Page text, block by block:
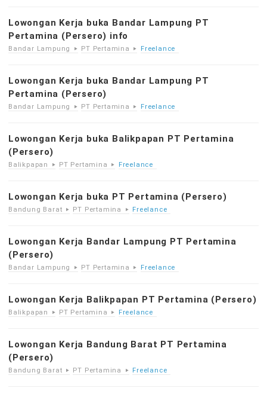
Lowongan Kerja buka Bandar Lampung PT
Pertamina (Persero) info
Bandar Lampung PT Pertamina Freelance
Lowongan Kerja buka Bandar Lampung PT
Pertamina (Persero)
Bandar Lampung PT Pertamina Freelance
Lowongan Kerja buka Balikpapan PT Pertamina
(Persero)
Balikpapan PT Pertamina Freelance
Lowongan Kerja buka PT Pertamina (Persero)
Bandung Barat PT Pertamina Freelance
Lowongan Kerja Bandar Lampung PT Pertamina
(Persero)
Bandar Lampung PT Pertamina Freelance
Lowongan Kerja Balikpapan PT Pertamina (Persero)
Balikpapan PT Pertamina Freelance
Lowongan Kerja Bandung Barat PT Pertamina
(Persero)
Bandung Barat PT Pertamina Freelance